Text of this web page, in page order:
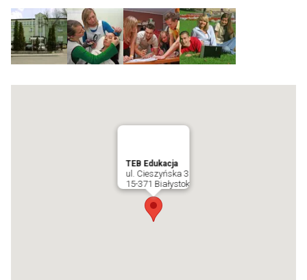
TEB Edukacja
ul. Cieszyńska 3
15-371 Białystok